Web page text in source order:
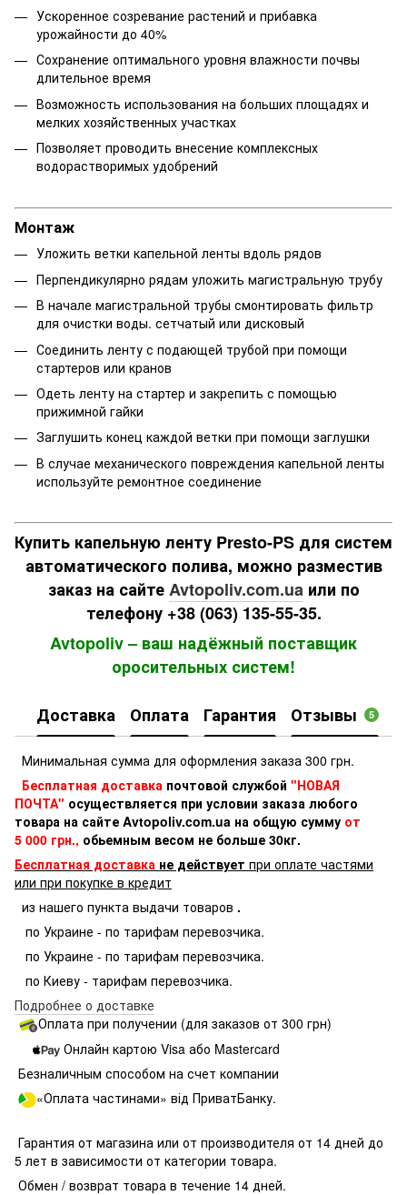
Ускоренное созревание растений и прибавка
урожайности до 40%
Сохранение оптимального уровня влажности почвы
длительное время
Возможность использования на больших площадях и
мелких хозяйственных участках
Позволяет проводить внесение комплексных
водорастворимых удобрений
Монтаж
Уложить ветки капельной ленты вдоль рядов
Перпендикулярно рядам уложить магистральную трубу
В начале магистральной трубы смонтировать фильтр
для очистки воды. сетчатый или дисковый
Соединить ленту с подающей трубой при помощи
стартеров или кранов
Одеть ленту на стартер и закрепить с помощью
прижимной гайки
Заглушить конец каждой ветки при помощи заглушки
В случае механического повреждения капельной ленты
используйте ремонтное соединение
Купить капельную ленту Presto-PS для систем
автоматического полива, можно разместив
заказ на сайтеAvtopoliv.com.uaили по
телефону +38 (063) 135-55-35.
Avtopoliv – ваш надёжный поставщик
оросительных систем!
Доставка Оплата Гарантия Отзывы 5
Минимальная сумма для оформления заказа 300 грн.
Бесплатная доставка почтовой службой "НОВАЯ
ПОЧТА" осуществляется при условии заказа любого
товара на сайте Avtopoliv.com.ua на общую сумму от
5 000 грн., обьемным весом не больше 30кг.
Бесплатная доставка не действует при оплате частями
или при покупке в кредит
из нашего пункта выдачи товаров .
по Украине - по тарифам перевозчика.
по Украине - по тарифам перевозчика.
по Киеву - тарифам перевозчика.
Подробнее о доставке
Оплата при получении (для заказов от 300 грн)
Онлайн картою Visa або Mastercard
Безналичным способом на счет компании
«Оплата частинами» від ПриватБанку.
Гарантия от магазина или от производителя от 14 дней до
5 лет в зависимости от категории товара.
Обмен / возврат товара в течение 14 дней.